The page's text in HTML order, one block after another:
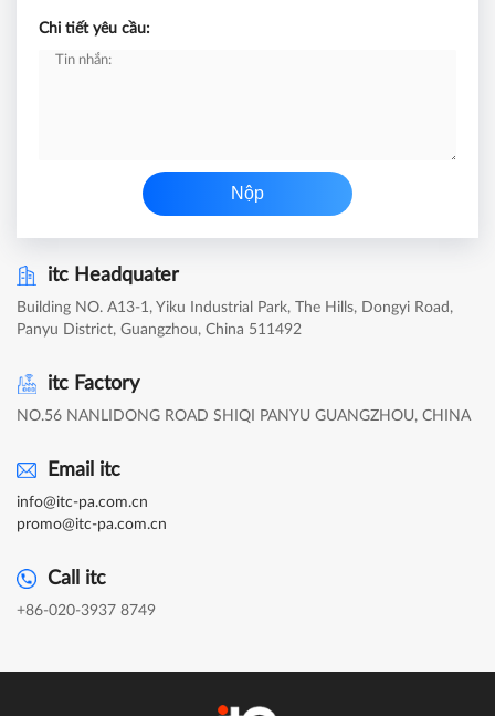
Chi tiết yêu cầu:
Nộp
itc Headquater
Building NO. A13-1, Yiku Industrial Park, The Hills, Dongyi Road,
Panyu District, Guangzhou, China 511492
itc Factory
NO.56 NANLIDONG ROAD SHIQI PANYU GUANGZHOU, CHINA
Email itc
info@itc-pa.com.cn
promo@itc-pa.com.cn
Call itc
+86-020-3937 8749